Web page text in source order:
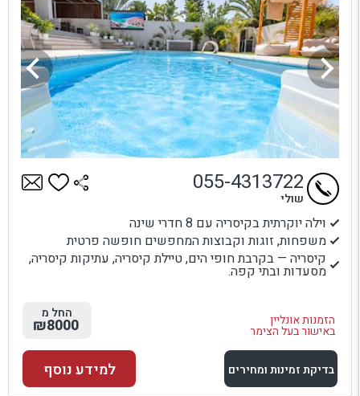
וילה יוקרתית בקיסריה עם 8 חדרי שינה
משפחות, זוגות וקבוצות המחפשים חופשה פרטית
קיסריה — בקרבת חופי הים, טיילת קיסריה, עתיקות קיסריה,
מסעדות ובתי קפה.
הזמנות אונליין
באישור בעל הצימר
055-4313722
שולי
החל מ
₪8000
בדיקת זמינות ומחירים למידע נוסף